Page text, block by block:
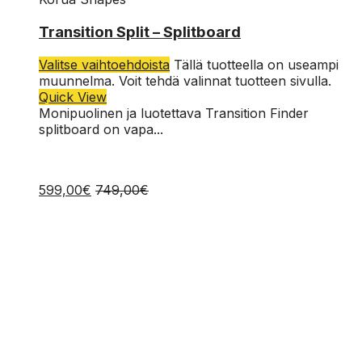
Transition Split – Splitboard
Valitse vaihtoehdoista Tällä tuotteella on useampi
muunnelma. Voit tehdä valinnat tuotteen sivulla.
Quick View
Monipuolinen ja luotettava Transition Finder
splitboard on vapa...
599,00€ 749,00€